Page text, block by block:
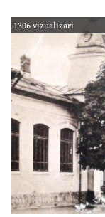
1306 vizualizari